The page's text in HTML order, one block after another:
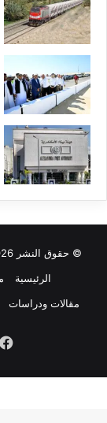
© حقوق النشر 2026، جميع الحقوق محفوظة |
الرئيسية
مقالات ودراسات